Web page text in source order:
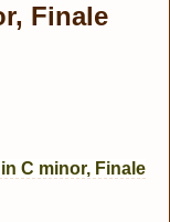
Finale
C minor, Finale